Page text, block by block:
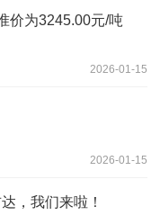
价为3245.00元/吨
2026-01-15
2026-01-15
，我们来啦！